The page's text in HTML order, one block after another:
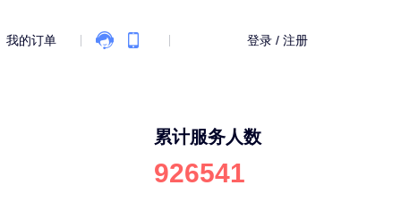
订单 登录 / 注册
累计服务人数
926541